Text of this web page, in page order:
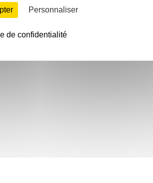
Personnaliser
de confidentialité